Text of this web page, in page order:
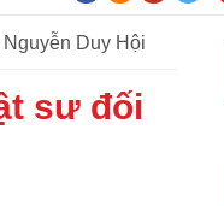
Duy Hội
sư đối